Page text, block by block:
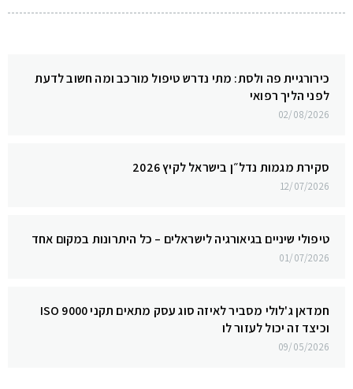
כירורגיית פה ולסת: מתי נדרש טיפול מורכב ומה חשוב לדעת
לפני הליך רפואי
02/08/2026
סקירת מגמות נדל״ן בישראל לקיץ 2026
12/07/2026
טיפולי שיניים בגיאורגיה לישראלים – כל היתרונות במקום אחד
01/07/2026
חמדאן ג'לולי מסביר לאיזה סוג עסק מתאים תקני ISO 9000
וכיצד זה יכול לעזור לו
09/05/2026